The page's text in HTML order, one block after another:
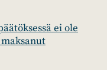
ei ole